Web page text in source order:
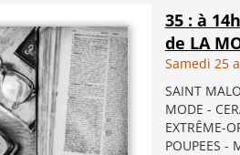
35 : à
de LA
Samedi 25
SAINT
MODE -
EXTRÊME-
POUPEES -